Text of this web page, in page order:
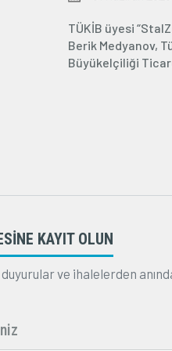
ZIYARET ETTI
TÜKİB üyesi
Berik Medyanov,
Büyükelçiliği
KAYIT OLUN
ve ihalelerden